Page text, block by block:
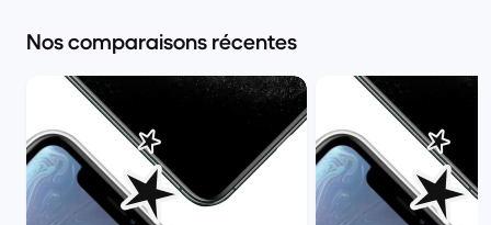
Nos comparaisons récentes